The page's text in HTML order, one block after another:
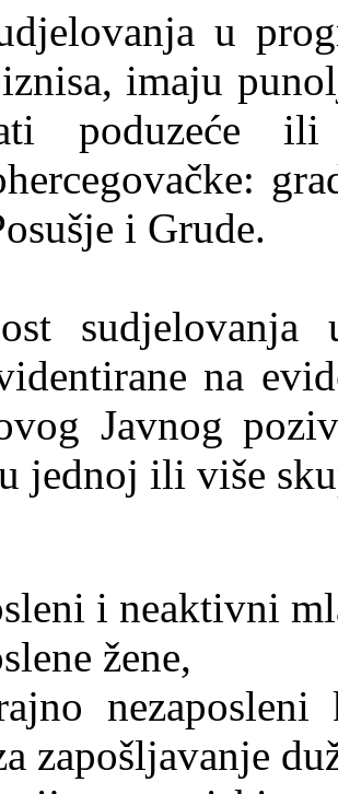
u
imaju
poduzeće
i Grude.
sudjelovanja
na
Javnog
jednoj ili više
i neaktivni
žene,
zapošljavanje